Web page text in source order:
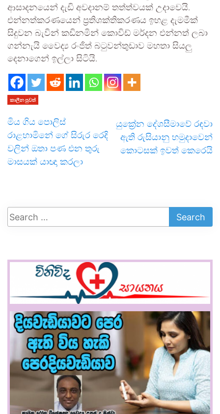
ආසාදනයෙන් දැඩි අවදානම් තත්ත්වයක් උදාවෙයි.
එන්නත්කරණයෙන් ප්‍රතිශක්තිකරණය ඉහළ දැමමීක්
සිදුවන බැවින් කඩිනමින් කොවිඩ් මර්දන එන්නත් ලබා
ගන්නැයි වෛද්‍ය රංජිත් බටුවන්තුඩාව මහතා සියලු
දෙනාගෙන් ඉල්ලා සිටියි.
කාලීන පුවත්
මිය ගිය පොලිස්
රාළහාමිනේ ගේ සිරුර රෙදි
වලින් ඔතා පණ එන තුරු
මාසයක් යාඥා කරලා
යුක්‍රේන දේශසීමාවේ රඳවා
ඇති රුසියානු හමුදාවෙන්
කොටසක් ඉවත් කෙරෙයි